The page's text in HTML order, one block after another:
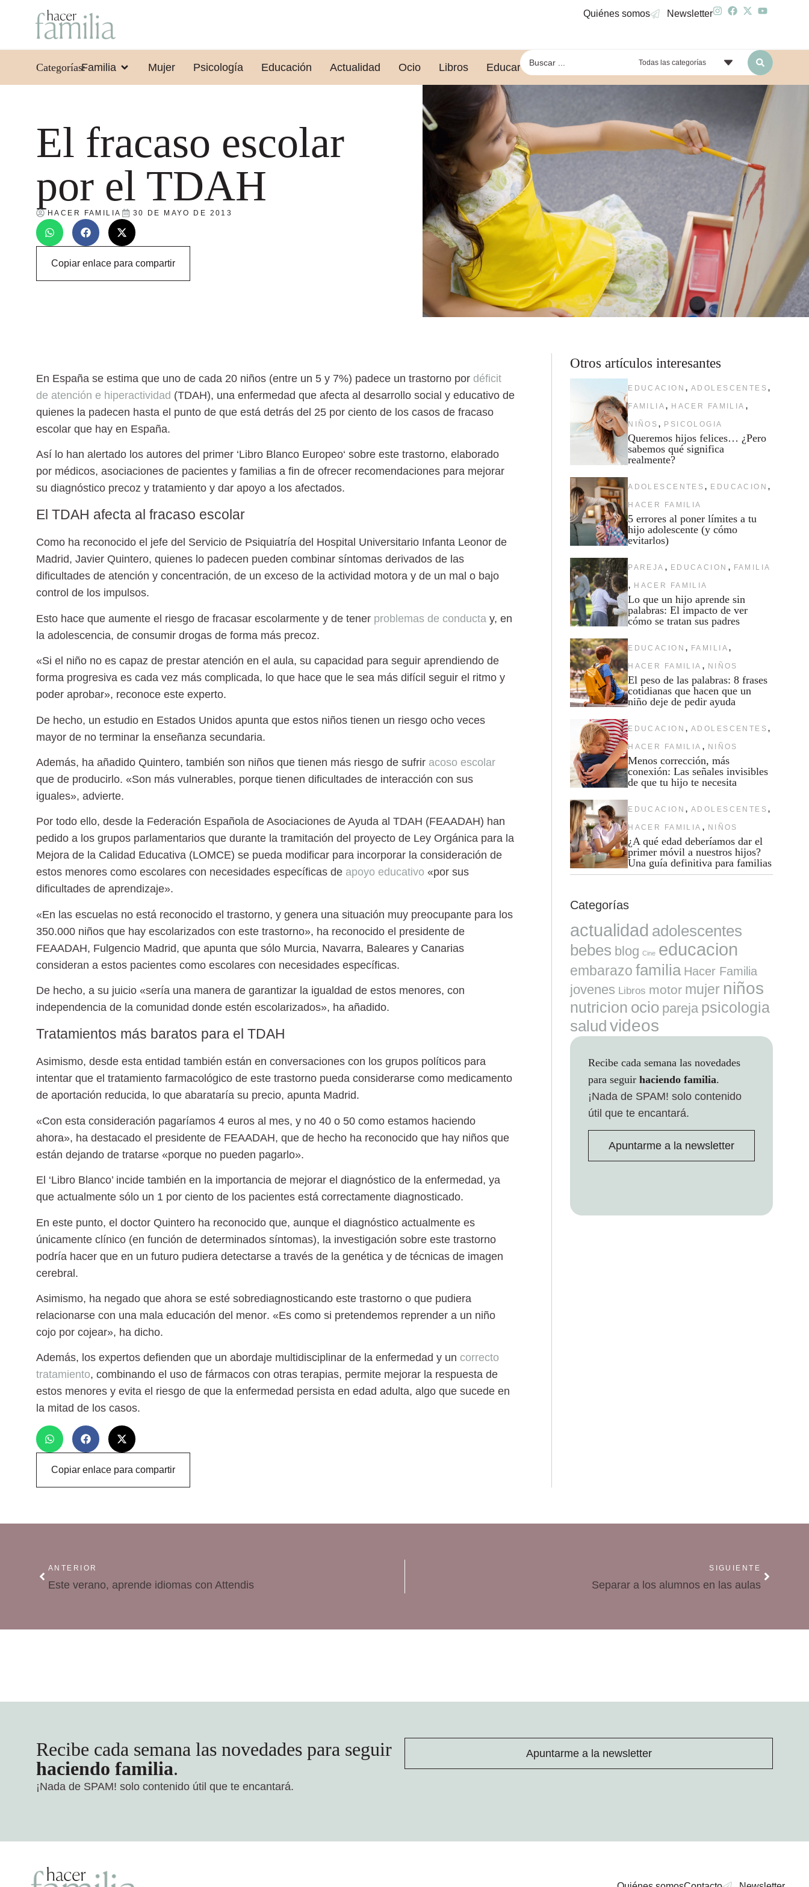
Quiénes somos Newsletter
Categorías:Familia Mujer Psicología Educación Actualidad Ocio Libros Educar leyendo Todas las categorías
El fracaso escolar
por el TDAH
HACER FAMILIA 30 DE MAYO DE 2013
Copiar enlace para compartir
En España se estima que uno de cada 20 niños (entre un 5 y 7%) padece un trastorno por déficit
de atención e hiperactividad (TDAH), una enfermedad que afecta al desarrollo social y educativo de
quienes la padecen hasta el punto de que está detrás del 25 por ciento de los casos de fracaso
escolar que hay en España.
Así lo han alertado los autores del primer ‘Libro Blanco Europeo‘ sobre este trastorno, elaborado
por médicos, asociaciones de pacientes y familias a fin de ofrecer recomendaciones para mejorar
su diagnóstico precoz y tratamiento y dar apoyo a los afectados.
El TDAH afecta al fracaso escolar
Como ha reconocido el jefe del Servicio de Psiquiatría del Hospital Universitario Infanta Leonor de
Madrid, Javier Quintero, quienes lo padecen pueden combinar síntomas derivados de las
dificultades de atención y concentración, de un exceso de la actividad motora y de un mal o bajo
control de los impulsos.
Esto hace que aumente el riesgo de fracasar escolarmente y de tener problemas de conducta y, en
la adolescencia, de consumir drogas de forma más precoz.
«Si el niño no es capaz de prestar atención en el aula, su capacidad para seguir aprendiendo de
forma progresiva es cada vez más complicada, lo que hace que le sea más difícil seguir el ritmo y
poder aprobar», reconoce este experto.
De hecho, un estudio en Estados Unidos apunta que estos niños tienen un riesgo ocho veces
mayor de no terminar la enseñanza secundaria.
Además, ha añadido Quintero, también son niños que tienen más riesgo de sufrir acoso escolar
que de producirlo. «Son más vulnerables, porque tienen dificultades de interacción con sus
iguales», advierte.
Por todo ello, desde la Federación Española de Asociaciones de Ayuda al TDAH (FEAADAH) han
pedido a los grupos parlamentarios que durante la tramitación del proyecto de Ley Orgánica para la
Mejora de la Calidad Educativa (LOMCE) se pueda modificar para incorporar la consideración de
estos menores como escolares con necesidades específicas de apoyo educativo «por sus
dificultades de aprendizaje».
«En las escuelas no está reconocido el trastorno, y genera una situación muy preocupante para los
350.000 niños que hay escolarizados con este trastorno», ha reconocido el presidente de
FEAADAH, Fulgencio Madrid, que apunta que sólo Murcia, Navarra, Baleares y Canarias
consideran a estos pacientes como escolares con necesidades específicas.
De hecho, a su juicio «sería una manera de garantizar la igualdad de estos menores, con
independencia de la comunidad donde estén escolarizados», ha añadido.
Tratamientos más baratos para el TDAH
Asimismo, desde esta entidad también están en conversaciones con los grupos políticos para
intentar que el tratamiento farmacológico de este trastorno pueda considerarse como medicamento
de aportación reducida, lo que abarataría su precio, apunta Madrid.
«Con esta consideración pagaríamos 4 euros al mes, y no 40 o 50 como estamos haciendo
ahora», ha destacado el presidente de FEAADAH, que de hecho ha reconocido que hay niños que
están dejando de tratarse «porque no pueden pagarlo».
El ‘Libro Blanco’ incide también en la importancia de mejorar el diagnóstico de la enfermedad, ya
que actualmente sólo un 1 por ciento de los pacientes está correctamente diagnosticado.
En este punto, el doctor Quintero ha reconocido que, aunque el diagnóstico actualmente es
únicamente clínico (en función de determinados síntomas), la investigación sobre este trastorno
podría hacer que en un futuro pudiera detectarse a través de la genética y de técnicas de imagen
cerebral.
Asimismo, ha negado que ahora se esté sobrediagnosticando este trastorno o que pudiera
relacionarse con una mala educación del menor. «Es como si pretendemos reprender a un niño
cojo por cojear», ha dicho.
Además, los expertos defienden que un abordaje multidisciplinar de la enfermedad y un correcto
tratamiento, combinando el uso de fármacos con otras terapias, permite mejorar la respuesta de
estos menores y evita el riesgo de que la enfermedad persista en edad adulta, algo que sucede en
la mitad de los casos.
Copiar enlace para compartir
Otros artículos interesantes
EDUCACION , ADOLESCENTES ,
FAMILIA , HACER FAMILIA ,
NIÑOS , PSICOLOGIA
Queremos hijos felices… ¿Pero
sabemos qué significa
realmente?
ADOLESCENTES , EDUCACION ,
HACER FAMILIA
5 errores al poner límites a tu
hijo adolescente (y cómo
evitarlos)
PAREJA , EDUCACION , FAMILIA
, HACER FAMILIA
Lo que un hijo aprende sin
palabras: El impacto de ver
cómo se tratan sus padres
EDUCACION , FAMILIA ,
HACER FAMILIA , NIÑOS
El peso de las palabras: 8 frases
cotidianas que hacen que un
niño deje de pedir ayuda
EDUCACION , ADOLESCENTES ,
HACER FAMILIA , NIÑOS
Menos corrección, más
conexión: Las señales invisibles
de que tu hijo te necesita
EDUCACION , ADOLESCENTES ,
HACER FAMILIA , NIÑOS
¿A qué edad deberíamos dar el
primer móvil a nuestros hijos?
Una guía definitiva para familias
Categorías
actualidad adolescentes
bebes blog Cine educacion
embarazo familia Hacer Familia
jovenes Libros motor mujer niños
nutricion ocio pareja psicologia
salud videos
Recibe cada semana las novedades
para seguir haciendo familia.
¡Nada de SPAM! solo contenido
útil que te encantará.
Apuntarme a la newsletter
ANTERIOR
Este verano, aprende idiomas con Attendis
SIGUIENTE
Separar a los alumnos en las aulas
Recibe cada semana las novedades para seguir
haciendo familia.
¡Nada de SPAM! solo contenido útil que te encantará.
Apuntarme a la newsletter